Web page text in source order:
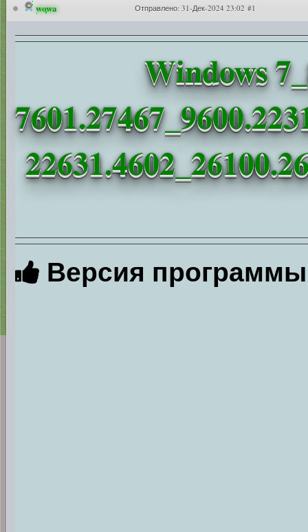
wowa Отправлено: 31-Дек-2024 23:02 #1
Windows
Версия